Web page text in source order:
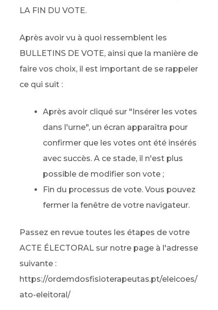
LA FIN DU VOTE.
Après avoir vu à quoi ressemblent les
BULLETINS DE VOTE, ainsi que la manière de
faire vos choix, il est important de se rappeler
ce qui suit :
Après avoir cliqué sur "Insérer les votes
dans l'urne", un écran apparaîtra pour
confirmer que les votes ont été insérés
avec succès. A ce stade, il n'est plus
possible de modifier son vote ;
Fin du processus de vote. Vous pouvez
fermer la fenêtre de votre navigateur.
Passez en revue toutes les étapes de votre
ACTE ÉLECTORAL sur notre page à l'adresse
suivante :
https://ordemdosfisioterapeutas.pt/eleicoes/
ato-eleitoral/